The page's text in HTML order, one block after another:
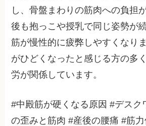
し、骨盤まわりの筋肉への負担
後も抱っこや授乳で同じ姿勢が
筋が慢性的に疲弊しやすくなり
がひどくなったと感じる方の多
労が関係しています。
#中殿筋が硬くなる原因 #デスク
の歪みと筋肉 #産後の腰痛 #筋